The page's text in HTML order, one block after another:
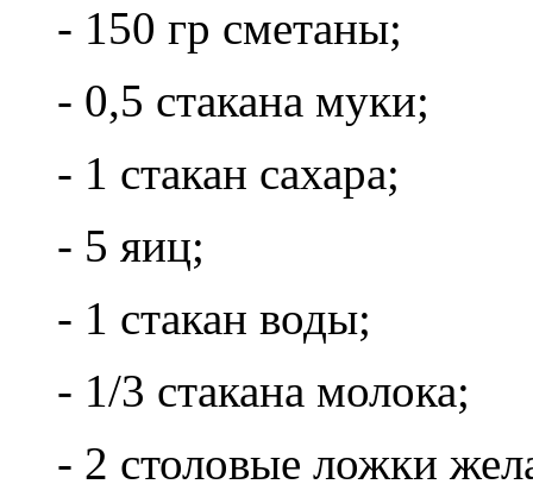
- 150 гр сметаны;
- 0,5 стакана муки;
- 1 стакан сахара;
- 5 яиц;
- 1 стакан воды;
- 1/3 стакана молока;
- 2 столовые ложки